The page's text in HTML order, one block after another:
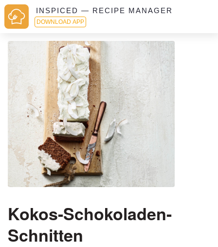
INSPICED — RECIPE MANAGER
DOWNLOAD APP
Kokos-Schokoladen-
Schnitten